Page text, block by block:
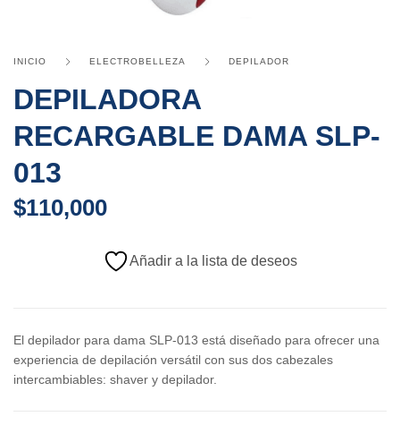
INICIO ELECTROBELLEZA DEPILADOR
DEPILADORA
RECARGABLE DAMA SLP-
013
$110,000
El depilador para dama SLP-013 está diseñado para ofrecer una
experiencia de depilación versátil con sus dos cabezales
intercambiables: shaver y depilador.
Añadir a la lista de deseos